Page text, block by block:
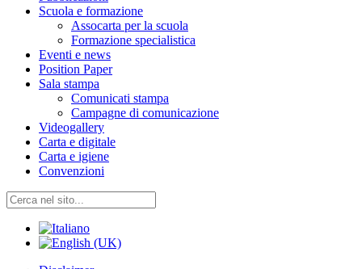
Scuola e formazione
Assocarta per la scuola
Formazione specialistica
Eventi e news
Position Paper
Sala stampa
Comunicati stampa
Campagne di comunicazione
Videogallery
Carta e digitale
Carta e igiene
Convenzioni